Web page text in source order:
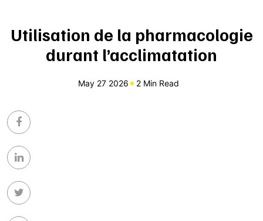
Utilisation de la pharmacologie
durant l’acclimatation
May 27 2026 2 Min Read